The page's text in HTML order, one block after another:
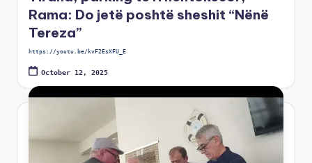
Rama: Do jetë poshtë sheshit “Nënë
Tereza”
https://youtu.be/kvF2EsXFU_E
October 12, 2025